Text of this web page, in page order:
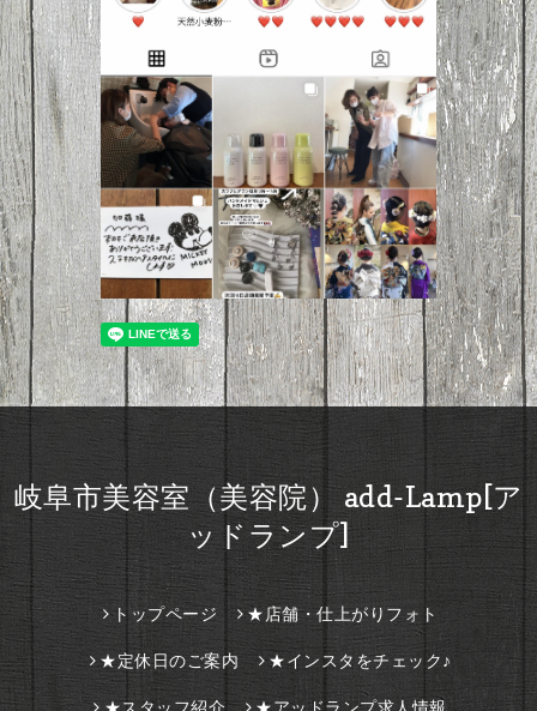
岐阜市美容室（美容院） add-Lamp[ア
ッドランプ]
トップページ ★店舗・仕上がりフォト
★定休日のご案内 ★インスタをチェック♪